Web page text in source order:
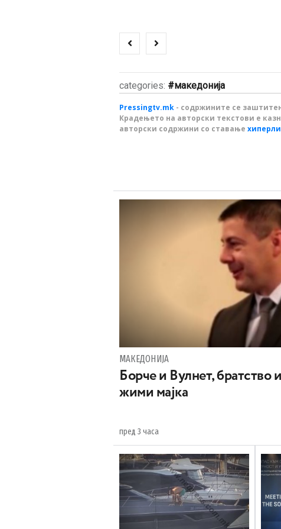
categories: македонија
Pressingtv.mk - содржините се
Крадењето на авторски текстови е
авторски содржини со ставање
МАКЕДОНИЈА
Борче и Вулнет, братство
жими мајка
пред 3 часа